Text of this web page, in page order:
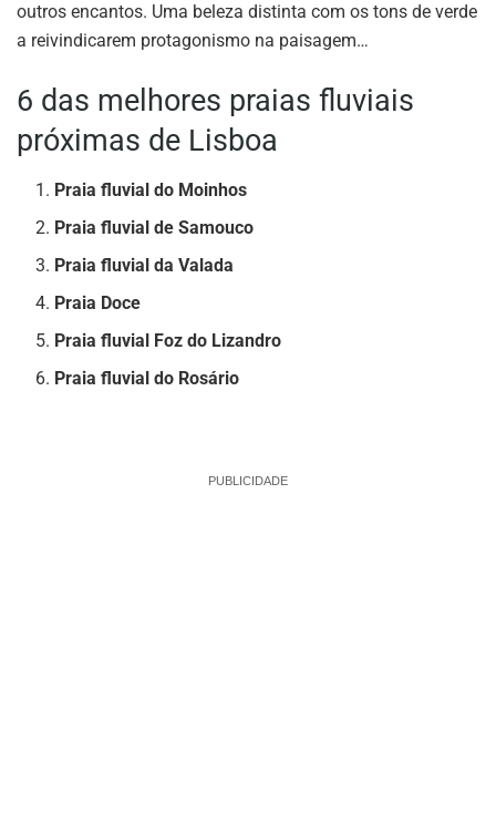
outros encantos. Uma beleza distinta com os tons de verde
a reivindicarem protagonismo na paisagem…
6 das melhores praias fluviais
próximas de Lisboa
Praia fluvial do Moinhos
Praia fluvial de Samouco
Praia fluvial da Valada
Praia Doce
Praia fluvial Foz do Lizandro
Praia fluvial do Rosário
PUBLICIDADE